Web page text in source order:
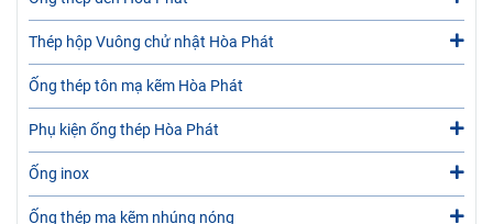
Thép hộp Vuông chử nhật Hòa Phát
Ống thép tôn mạ kẽm Hòa Phát
Phụ kiện ống thép Hòa Phát
Ống inox
Ống thép mạ kẽm nhúng nóng